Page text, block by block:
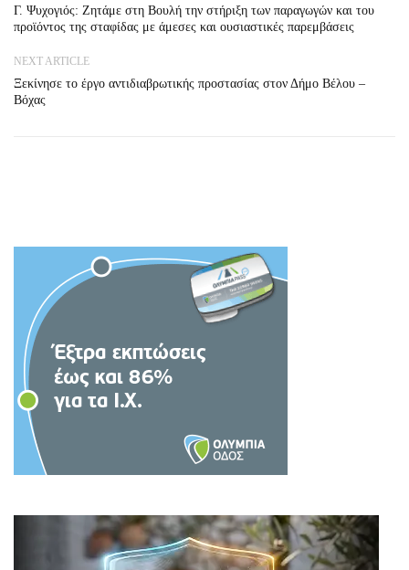
Γ. Ψυχογιός: Ζητάμε στη Βουλή την στήριξη των παραγωγών και του
προϊόντος της σταφίδας με άμεσες και ουσιαστικές παρεμβάσεις
NEXT ARTICLE
Ξεκίνησε το έργο αντιδιαβρωτικής προστασίας στον Δήμο Βέλου –
Βόχας